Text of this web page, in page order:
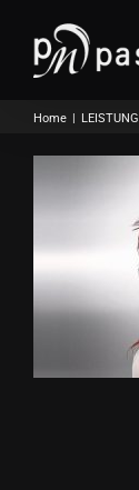
contentHome | LEISTUNG